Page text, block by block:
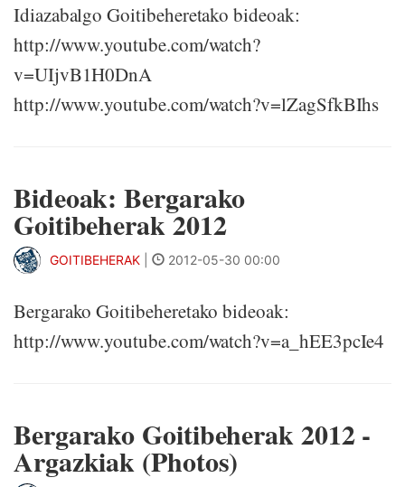
Idiazabalgo Goitibeheretako bideoak:
http://www.youtube.com/watch?
v=UIjvB1H0DnA
http://www.youtube.com/watch?v=lZagSfkBIhs
Bideoak: Bergarako
Goitibeherak 2012
GOITIBEHERAK 2012-05-30 00:00
Bergarako Goitibeheretako bideoak:
http://www.youtube.com/watch?v=a_hEE3pcIe4
Bergarako Goitibeherak 2012 -
Argazkiak (Photos)